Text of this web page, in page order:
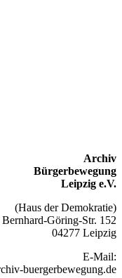
Archiv
Bürgerbewegung
Leipzig e.V.
(Haus der Demokratie)
Bernhard-Göring-Str. 152
04277 Leipzig
E-Mail:
buergerbewegung.de